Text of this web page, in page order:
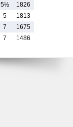
5½
1826
5
1813
7
1675
7 1486